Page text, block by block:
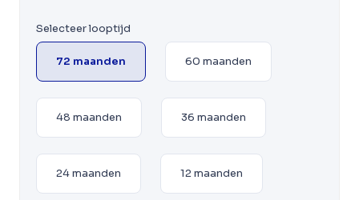
Selecteer looptijd
72 maanden 60 maanden
48 maanden 36 maanden
24 maanden 12 maanden